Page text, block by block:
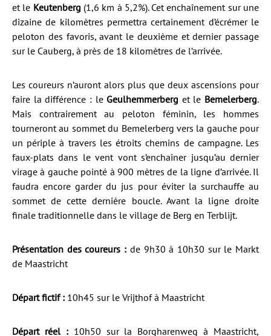
et le Keutenberg (1,6 km à 5,2%). Cet enchaînement sur une
dizaine de kilomètres permettra certainement d’écrémer le
peloton des favoris, avant le deuxième et dernier passage
sur le Cauberg, à près de 18 kilomètres de l’arrivée.
Les coureurs n’auront alors plus que deux ascensions pour
faire la différence : le Geulhemmerberg et le Bemelerberg.
Mais contrairement au peloton féminin, les hommes
tourneront au sommet du Bemelerberg vers la gauche pour
un périple à travers les étroits chemins de campagne. Les
faux-plats dans le vent vont s’enchaîner jusqu’au dernier
virage à gauche pointé à 900 mètres de la ligne d’arrivée. Il
faudra encore garder du jus pour éviter la surchauffe au
sommet de cette dernière boucle. Avant la ligne droite
finale traditionnelle dans le village de Berg en Terblijt.
Présentation des coureurs : de 9h30 à 10h30 sur le Markt
de Maastricht
Départ fictif : 10h45 sur le Vrijthof à Maastricht
Départ réel :10h50 sur la Borgharenweg à Maastricht,